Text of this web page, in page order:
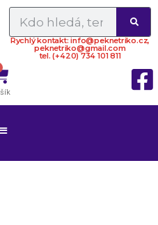
Rychlý kontakt: info@peknetriko.cz,
peknetriko@gmail.com
tel. (+420) 734 101 811